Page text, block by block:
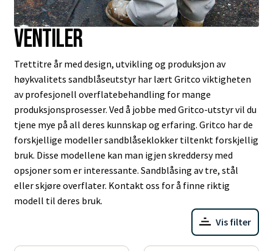
Ventiler
Trettitre år med design, utvikling og produksjon av
høykvalitets sandblåseutstyr har lært Gritco viktigheten
av profesjonell overflatebehandling for mange
produksjonsprosesser. Ved å jobbe med Gritco-utstyr vil du
tjene mye på all deres kunnskap og erfaring. Gritco har de
forskjellige modeller sandblåseklokker tiltenkt forskjellig
bruk. Disse modellene kan man igjen skreddersy med
opsjoner som er interessante. Sandblåsing av tre, stål
eller skjøre overflater. Kontakt oss for å finne riktig
modell til deres bruk.
Vis filter